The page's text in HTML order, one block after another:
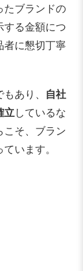
たブランドの
る金額につ
者に懇切丁寧
あり、 自社
立しているな
こそ、ブラン
います。